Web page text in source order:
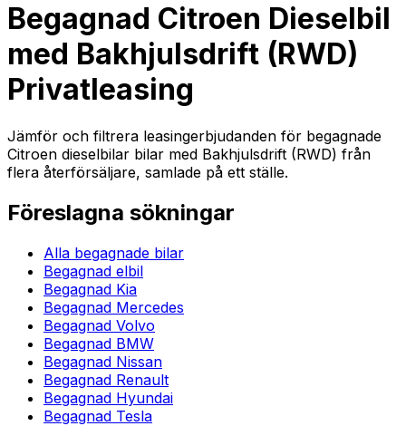
Begagnad Citroen Dieselbil
med Bakhjulsdrift (RWD)
Privatleasing
Jämför och filtrera leasingerbjudanden för begagnade
Citroen dieselbilar bilar med Bakhjulsdrift (RWD) från
flera återförsäljare, samlade på ett ställe.
Föreslagna sökningar
Alla begagnade bilar
Begagnad elbil
Begagnad Kia
Begagnad Mercedes
Begagnad Volvo
Begagnad BMW
Begagnad Nissan
Begagnad Renault
Begagnad Hyundai
Begagnad Tesla